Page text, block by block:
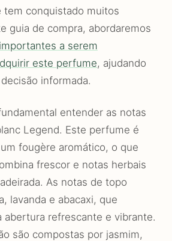
tem conquistado muitos
guia de compra, abordaremos
importantes a serem
este perfume, ajudando
informada.
entender as notas
Legend. Este perfume é
fougère aromático, o que
frescor e notas herbais
As notas de topo
lavanda e abacaxi, que
abertura refrescante e vibrante.
são compostas por jasmim,